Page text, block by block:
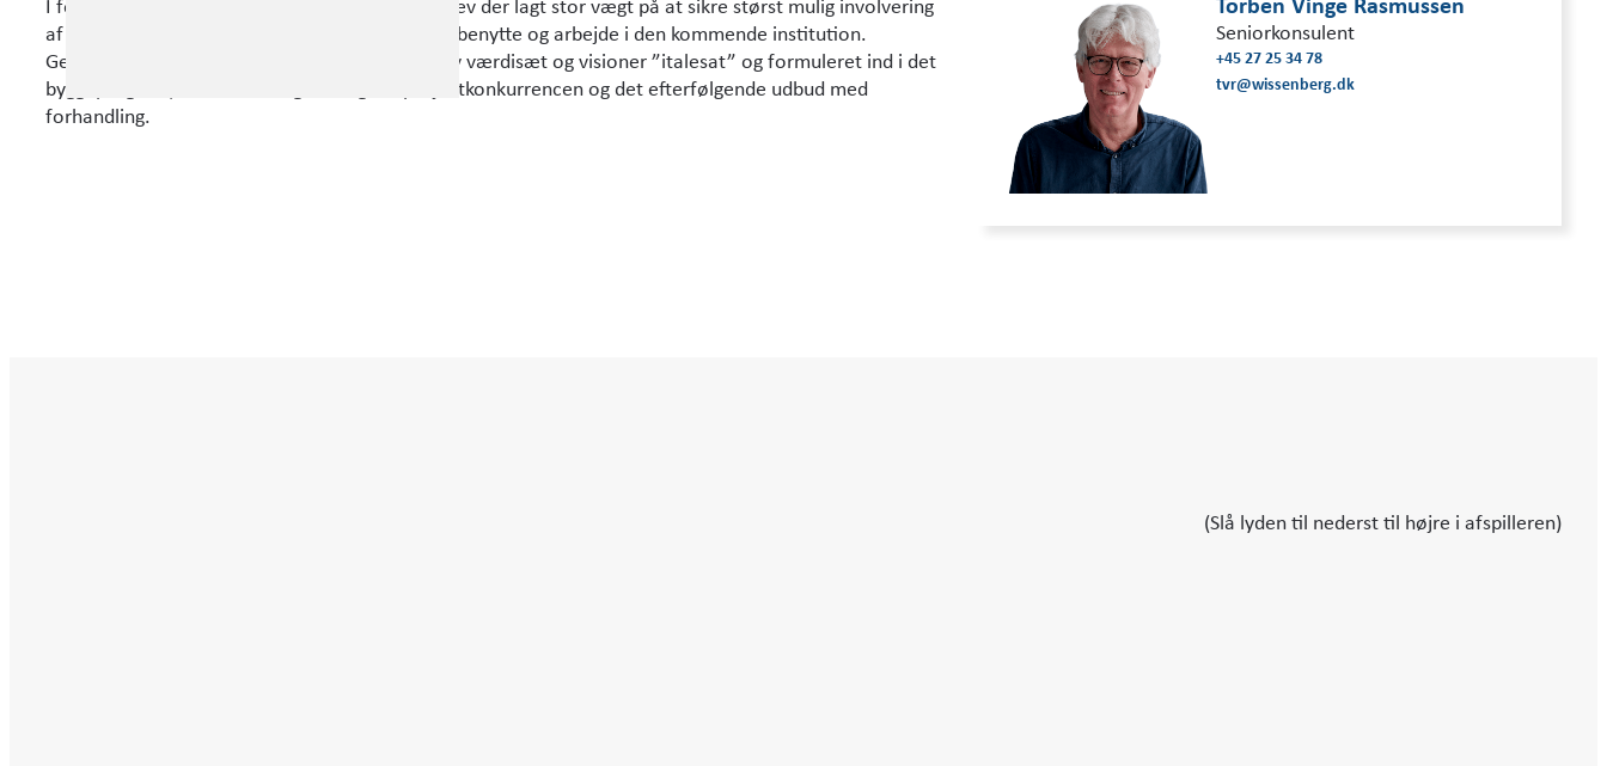
I forbindelse med planlægningen af byggeriet blev der lagt stor vægt på at sikre størst mulig involvering
af de forældre- og personalegrupper, der skulle benytte og arbejde i den kommende institution.
Gennem workshops og byggeudvalgsmøder blev værdisæt og visioner ”italesat” og formuleret ind i det
byggeprogram, der dannede grundlag for projektkonkurrencen og det efterfølgende udbud med
forhandling.
Torben Vinge Rasmussen
Seniorkonsulent
+45 27 25 34 78
tvr@wissenberg.dk
(Slå lyden til nederst til højre i afspilleren)